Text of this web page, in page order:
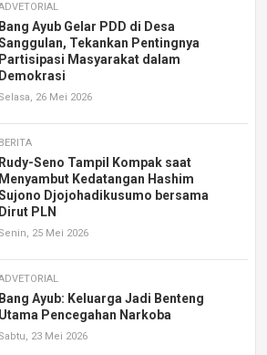
Bang Ayub Gelar PDD di Desa
Tekankan Pentingnya
Partisipasi Masyarakat dalam
Demokrasi
Selasa, 26 Mei 2026
BERITA
Rudy-Seno Tampil Kompak saat
Menyambut Kedatangan Hashim
Djojohadikusumo bersama
Dirut PLN
Senin, 25 Mei 2026
Bang Ayub: Keluarga Jadi Benteng
Utama Pencegahan Narkoba
Sabtu, 23 Mei 2026